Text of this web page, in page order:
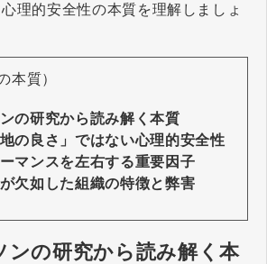
理的安全性の本質を理解しましょ
本質）
の研究から読み解く本質
の良さ」ではない心理的安全性
マンスを左右する重要因子
欠如した組織の特徴と弊害
ンの研究から読み解く本